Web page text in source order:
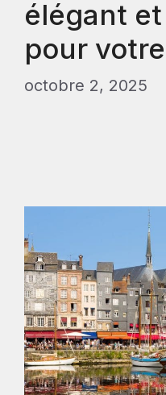
élégant
pour
octobre 2, 2025